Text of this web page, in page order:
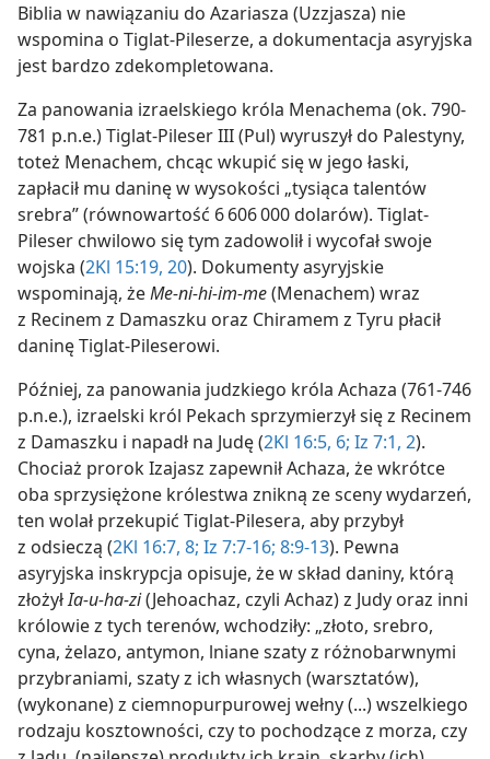
Biblia w nawiązaniu do Azariasza (Uzzjasza) nie
wspomina o Tiglat-Pileserze, a dokumentacja asyryjska
jest bardzo zdekompletowana.
Za panowania izraelskiego króla Menachema (ok. 790-
781 p.n.e.) Tiglat-Pileser III (Pul) wyruszył do Palestyny,
toteż Menachem, chcąc wkupić się w jego łaski,
zapłacił mu daninę w wysokości „tysiąca talentów
srebra” (równowartość 6 606 000 dolarów). Tiglat-
Pileser chwilowo się tym zadowolił i wycofał swoje
wojska (2Kl 15:19, 20). Dokumenty asyryjskie
wspominają, żeMe-ni-hi-im-me(Menachem) wraz
z Recinem z Damaszku oraz Chiramem z Tyru płacił
daninę Tiglat-Pileserowi.
Później, za panowania judzkiego króla Achaza (761-746
p.n.e.), izraelski król Pekach sprzymierzył się z Recinem
z Damaszku i napadł na Judę (2Kl 16:5, 6; Iz 7:1, 2).
Chociaż prorok Izajasz zapewnił Achaza, że wkrótce
oba sprzysiężone królestwa znikną ze sceny wydarzeń,
ten wolał przekupić Tiglat-Pilesera, aby przybył
z odsieczą (2Kl 16:7, 8; Iz 7:7-16; 8:9-13). Pewna
asyryjska inskrypcja opisuje, że w skład daniny, którą
złożyłIa-u-ha-zi(Jehoachaz, czyli Achaz) z Judy oraz inni
królowie z tych terenów, wchodziły: „złoto, srebro,
cyna, żelazo, antymon, lniane szaty z różnobarwnymi
przybraniami, szaty z ich własnych (warsztatów),
(wykonane) z ciemnopurpurowej wełny (...) wszelkiego
rodzaju kosztowności, czy to pochodzące z morza, czy